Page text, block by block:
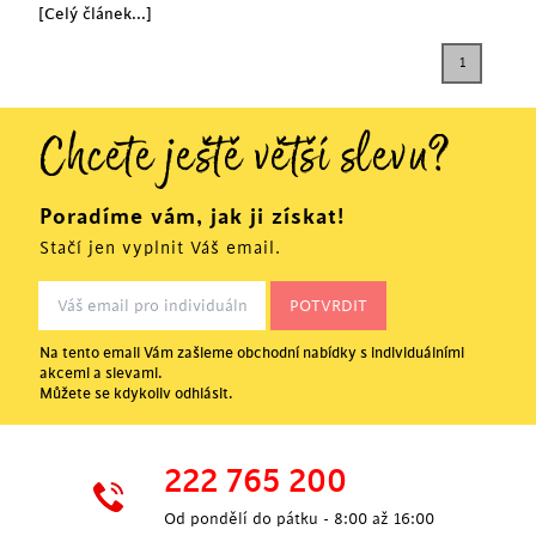
[Celý článek...]
1
Chcete ještě větší slevu?
Poradíme vám, jak ji získat!
Stačí jen vyplnit Váš email.
Na tento email Vám zašleme obchodní nabídky s individuálními
akcemi a slevami.
Můžete se kdykoliv odhlásit.
222 765 200
Od pondělí do pátku - 8:00 až 16:00